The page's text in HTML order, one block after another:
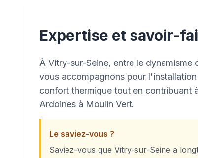
Expertise et savoir-
À Vitry-sur-Seine, entre le
vous accompagnons pour
confort thermique tout en contribuant
Ardoines à Moulin Vert.
Le saviez-vous ?
Saviez-vous que Vitry-sur-Seine a